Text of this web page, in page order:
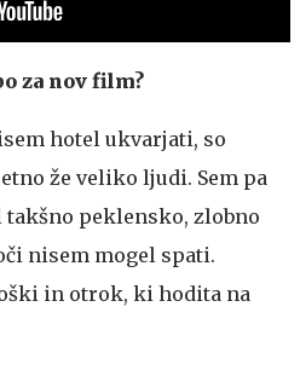
za nov film?
hotel ukvarjati, so
že veliko ljudi. Sem pa
peklensko, zlobno
nisem mogel spati.
in otrok, ki hodita na